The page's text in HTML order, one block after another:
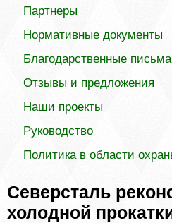
Партнеры
Нормативные документы
Благодарственные письма
Отзывы и предложения
Наши проекты
Руководство
Политика в области
Северсталь
холодной